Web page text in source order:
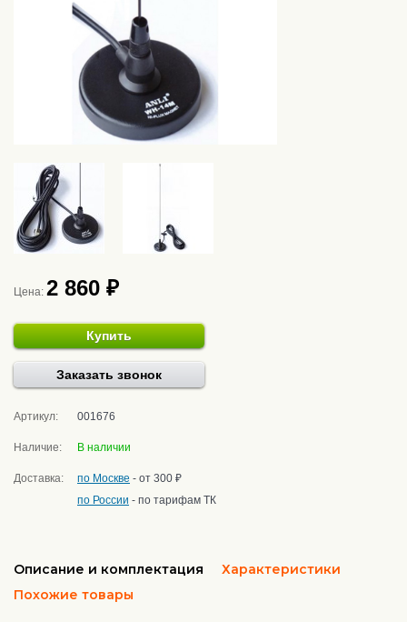
Цена: 2 860 ₽
Купить
Заказать звонок
Артикул: 001676
Наличие: В наличии
Доставка: по Москве - от 300 ₽
по России - по тарифам ТК
Описание и комплектация
Характеристики
Похожие товары